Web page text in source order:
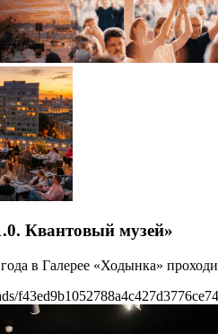
Квантовый музей»
в Галерее «Ходынка»